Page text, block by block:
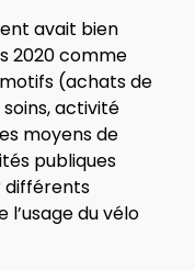
avait bien
2020 comme
(achats de
activité
moyens de
publiques
différents
du vélo